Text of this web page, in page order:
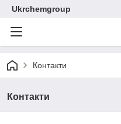
Ukrchemgroup
Контакти
Контакти